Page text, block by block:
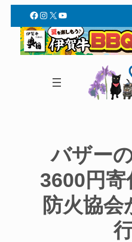
Facebook
Instagram
X YouTube
バザー
3600円
防火協会